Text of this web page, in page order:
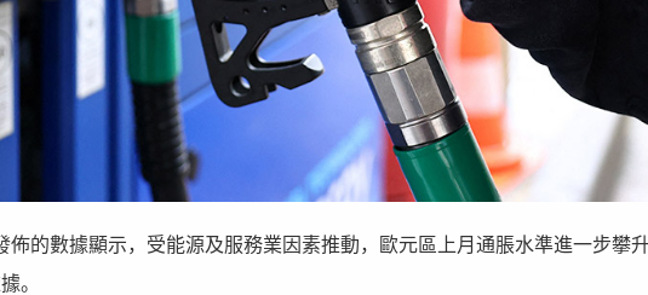
的數據顯示，受能源及服務業因素推動，歐元區上月通脹水準進一步攀
。